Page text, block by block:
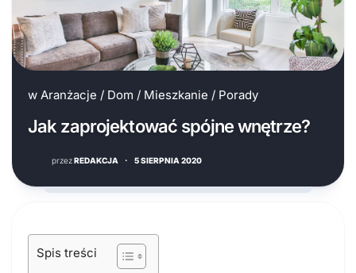
w Aranżacje / Dom / Mieszkanie / Porady
Jak zaprojektować spójne wnętrze?
przezREDAKCJA · 5 SIERPNIA 2020
Spis treści